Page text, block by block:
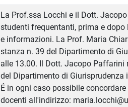
La Prof.ssa Locchi e il Dott.
studenti frequentanti, prima e
e informazioni. La Prof. Maria
stanza n. 39 del Dipartimento di
alle 13.00. Il Dott. Jacopo
del Dipartimento di Giurisprudenza
É in ogni caso possibile
docenti all'indirizzo: